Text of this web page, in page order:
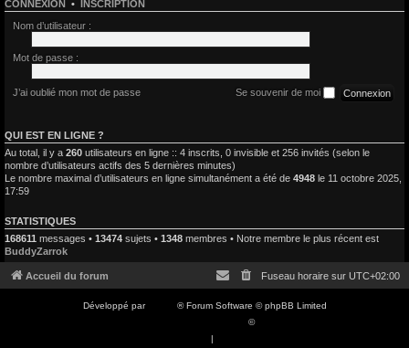
CONNEXION • INSCRIPTION
Nom d’utilisateur :
Mot de passe :
J’ai oublié mon mot de passe Se souvenir de moi
QUI EST EN LIGNE ?
Au total, il y a 260 utilisateurs en ligne :: 4 inscrits, 0 invisible et 256 invités (selon le
nombre d’utilisateurs actifs des 5 dernières minutes)
Le nombre maximal d’utilisateurs en ligne simultanément a été de 4948 le 11 octobre 2025,
17:59
STATISTIQUES
168611 messages • 13474 sujets • 1348 membres • Notre membre le plus récent est
BuddyZarrok
Accueil du forum Fuseau horaire sur UTC+02:00
Développé par
® Forum Software © phpBB Limited
©
|